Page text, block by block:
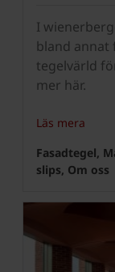
I
bland annat
tegelvärld
mer här.
Läs mera
Fasadtegel,
slips, Om oss